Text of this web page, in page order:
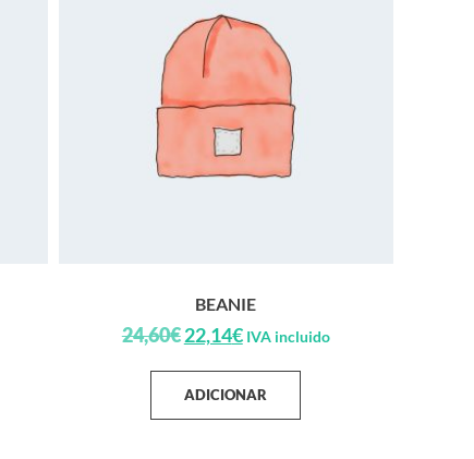
BEANIE
24,60€22,14€ IVA incluido
ADICIONAR